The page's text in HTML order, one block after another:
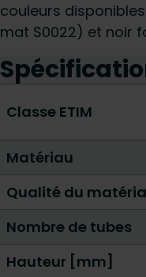
couleurs
mat S0022) et noir
Classe ETIM
Matériau
Qualité du
Nombre de tubes
Hauteur [mm]